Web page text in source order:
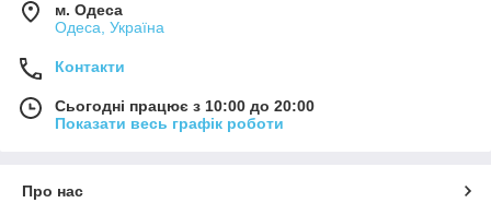
м. Одеса
Одеса, Україна
Контакти
Сьогодні працює з 10:00 до 20:00
Показати весь графік роботи
Про нас